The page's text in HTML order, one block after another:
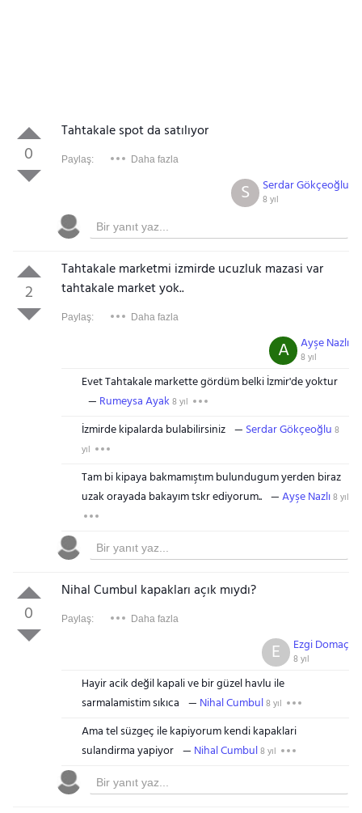
0
Tahtakale spot da satılıyor
Paylaş: Daha fazla
Serdar Gökçeoğlu
8 yıl
S
2
Tahtakale marketmi izmirde ucuzluk mazasi var
tahtakale market yok..
Paylaş: Daha fazla
Ayşe Nazlı
8 yıl
A
Evet Tahtakale markette gördüm belki İzmir'de yoktur
Rumeysa Ayak 8 yıl
İzmirde kipalarda bulabilirsiniz Serdar Gökçeoğlu 8
yıl
Tam bi kipaya bakmamıştım bulundugum yerden biraz
uzak orayada bakayım tskr ediyorum..
Ayşe Nazlı8 yıl
0
Nihal Cumbul kapakları açık mıydı?
Paylaş: Daha fazla
Ezgi Domaç
8 yıl
E
Hayir acik değil kapali ve bir güzel havlu ile
sarmalamistim sıkıca
Nihal Cumbul8 yıl
Ama tel süzgeç ile kapiyorum kendi kapaklari
sulandirma yapiyor
Nihal Cumbul8 yıl